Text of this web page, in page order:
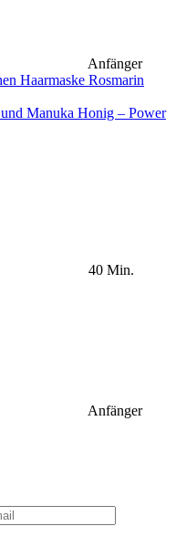
Anfänger
Manuka Honig – Power
40 Min.
Anfänger